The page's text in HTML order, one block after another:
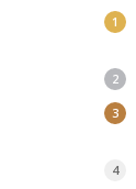
1
2
3
4